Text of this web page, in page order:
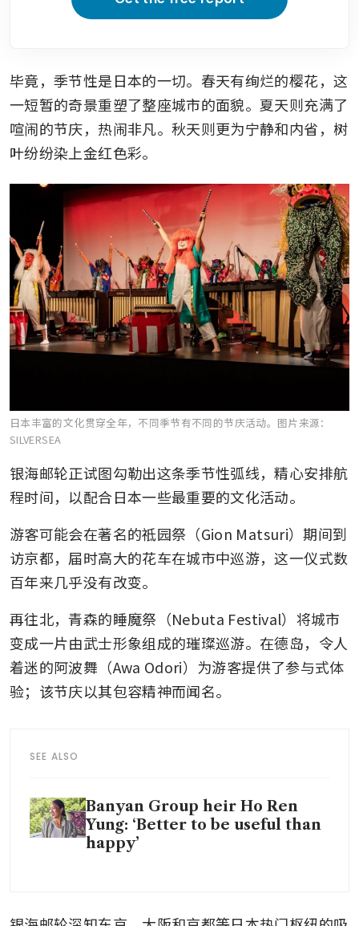
毕竟，季节性是日本的一切。春天有绚烂的樱花，这
一短暂的奇景重塑了整座城市的面貌。夏天则充满了
喧闹的节庆，热闹非凡。秋天则更为宁静和内省，树
叶纷纷染上金红色彩。
日本丰富的文化贯穿全年，不同季节有不同的节庆活动。 图片来源：
SILVERSEA
银海邮轮正试图勾勒出这条季节性弧线，精心安排航
程时间，以配合日本一些最重要的文化活动。
游客可能会在著名的祗园祭（Gion Matsuri）期间到
访京都，届时高大的花车在城市中巡游，这一仪式数
百年来几乎没有改变。
再往北，青森的睡魔祭（Nebuta Festival）将城市
变成一片由武士形象组成的璀璨巡游。在德岛，令人
着迷的阿波舞（Awa Odori）为游客提供了参与式体
验；该节庆以其包容精神而闻名。
SEE ALSO
Banyan Group heir Ho Ren
Yung: ‘Better to be useful than
happy’